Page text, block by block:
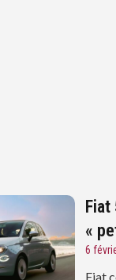
Fiat
«
6
Fiat